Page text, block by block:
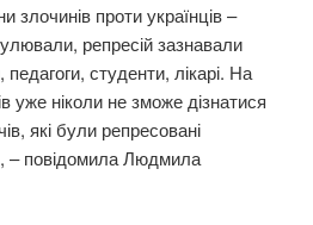
злочинів проти українців –
репресій зазнавали
студенти, лікарі. На
уже ніколи не зможе дізнатися
які були репресовані
– повідомила Людмила